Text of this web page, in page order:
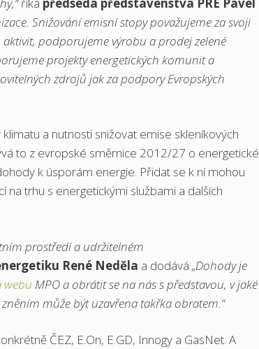
Snižování emisní stopy považujeme za svoji
podporujeme výrobu a prodej zelené
projekty energetických komunit a
zdrojů jak za podpory Evropských
a nutnosti snižovat emise skleníkových
to z evropské směrnice 2012/27 o energetické
k úsporám energie. Přidat se k ní mohou
trhu s energetickými službami a dalších
prostředí a udržitelném
René Neděla a dodává:„Dohody je
webu MPO a obrátit se na nás s představou, v jaké
může být uzavřena takřka obratem.“
ČEZ, E.On, E.GD, Innogy a GasNet. A